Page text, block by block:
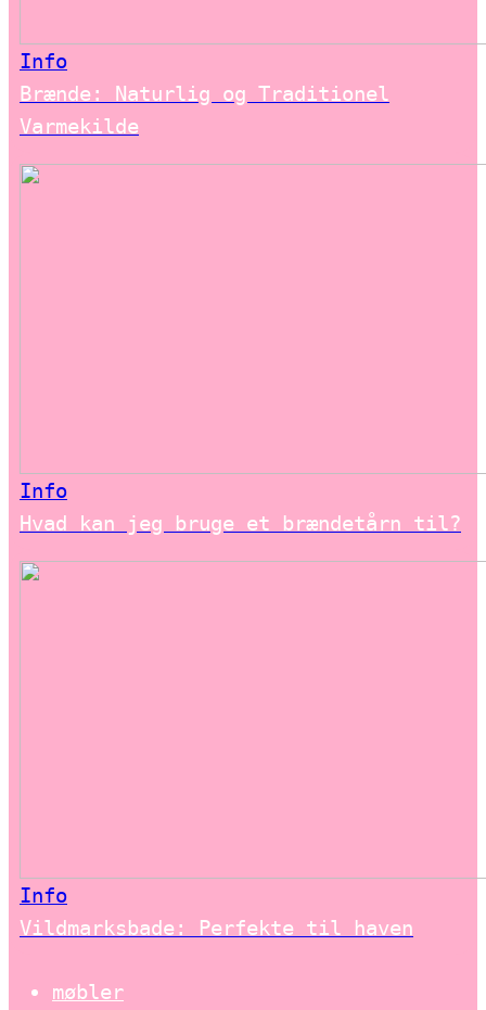
Info
Brænde: Naturlig og Traditionel
Varmekilde
Info
Hvad kan jeg bruge et brændetårn til?
Info
Vildmarksbade: Perfekte til haven
møbler